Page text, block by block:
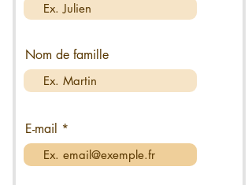
Nom de famille
E-mail